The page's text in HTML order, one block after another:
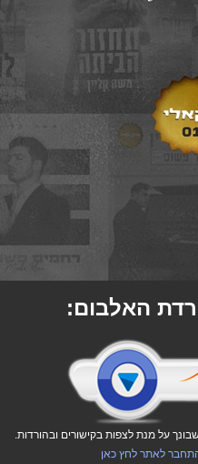
האלבום:
על מנת לצפות בקישורים ובהורדות.
לאתר לחץ כאן